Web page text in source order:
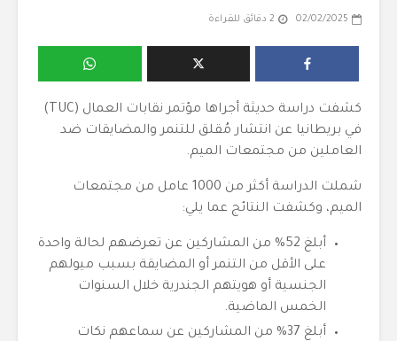
02/02/2025 2 دقائق للقراءة
كشفت دراسة حديثة أجراها مؤتمر نقابات العمال (TUC)
في بريطانيا عن انتشار مُقلق للتنمر والمضايقات ضد
العاملين من مجتمعات الميم.
شملت الدراسة أكثر من 1000 عامل من مجتمعات
الميم، وكشفت النتائج عما يلي:
أبلغ 52% من المشاركين عن تعرضهم لحالة واحدة
على الأقل من التنمر أو المضايقة بسبب ميولهم
الجنسية أو هويتهم الجندرية خلال السنوات
الخمس الماضية.
أبلغ 37% من المشاركين عن سماعهم نكات